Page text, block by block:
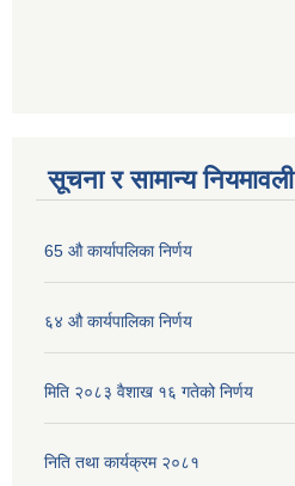
सूचना र सामान्य नियमावली
65 औ कार्यापलिका निर्णय
६४ औ कार्यपालिका निर्णय
मिति २०८३ वैशाख १६ गतेको निर्णय
निति तथा कार्यक्रम २०८१